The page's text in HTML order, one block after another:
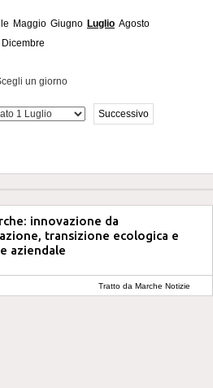
Maggio Giugno Luglio Agosto
Dicembre
un giorno
Successivo
innovazione da
transizione ecologica e
aziendale
Tratto da Marche Notizie